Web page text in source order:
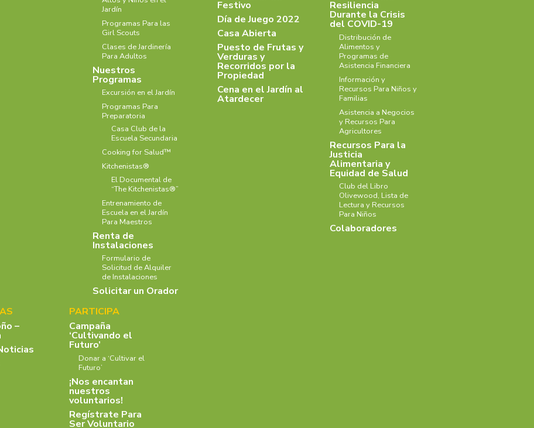
Jardín
Programas Para las
Girl Scouts
Clases de Jardinería
Para Adultos
Nuestros
Programas
Excursión en el Jardín
Programas Para
Preparatoria
Casa Club de la
Escuela Secundaria
Cooking for Salud™
Kitchenistas®
El Documental de
“The Kitchenistas®”
Entrenamiento de
Escuela en el Jardín
Para Maestros
Renta de
Instalaciones
Formulario de
Solicitud de Alquiler
de Instalaciones
Solicitar un Orador
Festivo
Día de Juego 2022
Casa Abierta
Puesto de Frutas y
Verduras y
Recorridos por la
Propiedad
Cena en el Jardín al
Atardecer
Resiliencia
Durante la Crisis
del COVID-19
Distribución de
Alimentos y
Programas de
Asistencia Financiera
Información y
Recursos Para Niños y
Familias
Asistencia a Negocios
y Recursos Para
Agricultores
Recursos Para la
Justicia
Alimentaria y
Equidad de Salud
Club del Libro
Olivewood, Lista de
Lectura y Recursos
Para Niños
Colaboradores
–
PARTICIPA
Campaña
‘Cultivando el
Futuro’
Donar a ‘Cultivar el
Futuro’
¡Nos encantan
nuestros
voluntarios!
Regístrate Para
Ser Voluntario